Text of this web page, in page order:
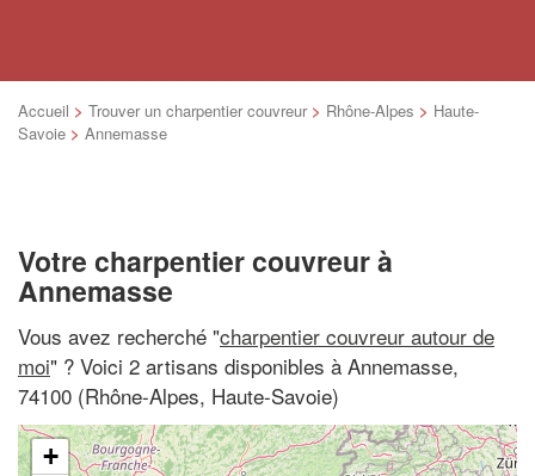
Accueil > Trouver un charpentier couvreur > Rhône-Alpes > Haute-
Savoie > Annemasse
Votre charpentier couvreur à
Annemasse
Vous avez recherché "charpentier couvreur autour de
moi" ? Voici 2 artisans disponibles à Annemasse,
74100 (Rhône-Alpes, Haute-Savoie)
+